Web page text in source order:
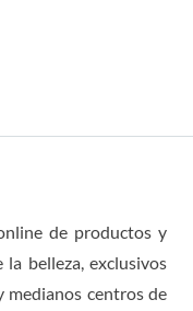
de productos y
belleza, exclusivos
medianos centros de